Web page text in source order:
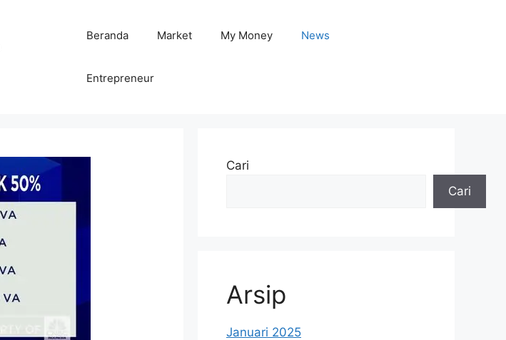
Beranda Market My Money News
Entrepreneur
Cari
Cari
Arsip
Januari 2025